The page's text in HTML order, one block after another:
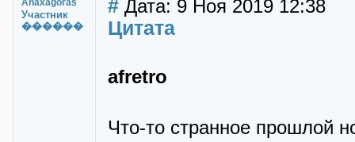
Anaxagoras
Участник
������
# Дата: 9 Ноя 2019 12:38
Цитата
afretro
Что-то странное прошлой